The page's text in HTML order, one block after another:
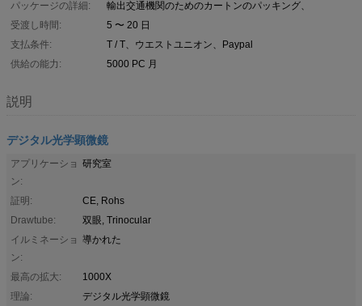
パッケージの詳細:
輸出交通機関のためのカートンのパッキング、
受渡し時間:
5 〜 20 日
支払条件:
T / T、ウエストユニオン、Paypal
供給の能力:
5000 PC 月
説明
デジタル光学顕微鏡
アプリケーショ
ン:
研究室
証明:
CE, Rohs
Drawtube:
双眼, Trinocular
イルミネーショ
ン:
導かれた
最高の拡大:
1000X
理論:
デジタル光学顕微鏡